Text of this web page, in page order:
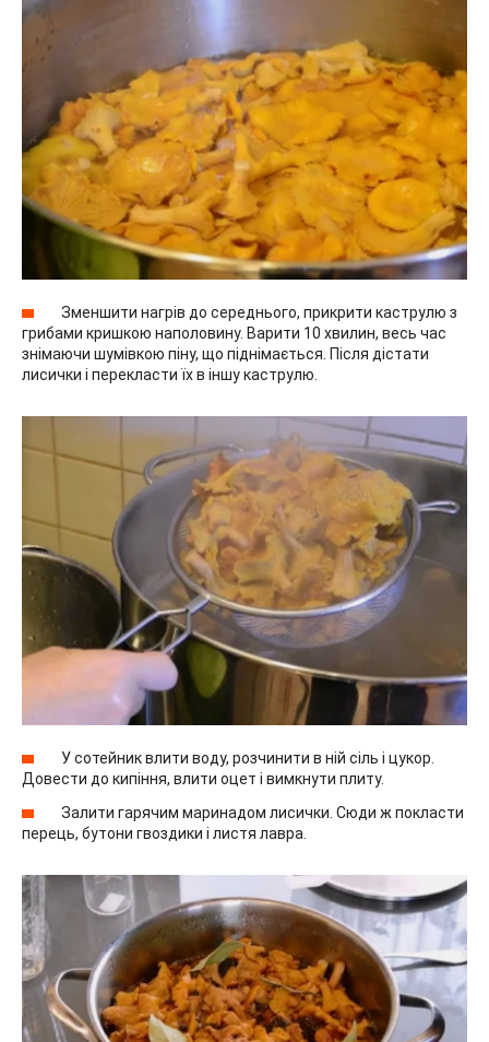
Зменшити нагрів до середнього, прикрити каструлю з
грибами кришкою наполовину. Варити 10 хвилин, весь час
знімаючи шумівкою піну, що піднімається. Після дістати
лисички і перекласти їх в іншу каструлю.
У сотейник влити воду, розчинити в ній сіль і цукор.
Довести до кипіння, влити оцет і вимкнути плиту.
Залити гарячим маринадом лисички. Сюди ж покласти
перець, бутони гвоздики і листя лавра.